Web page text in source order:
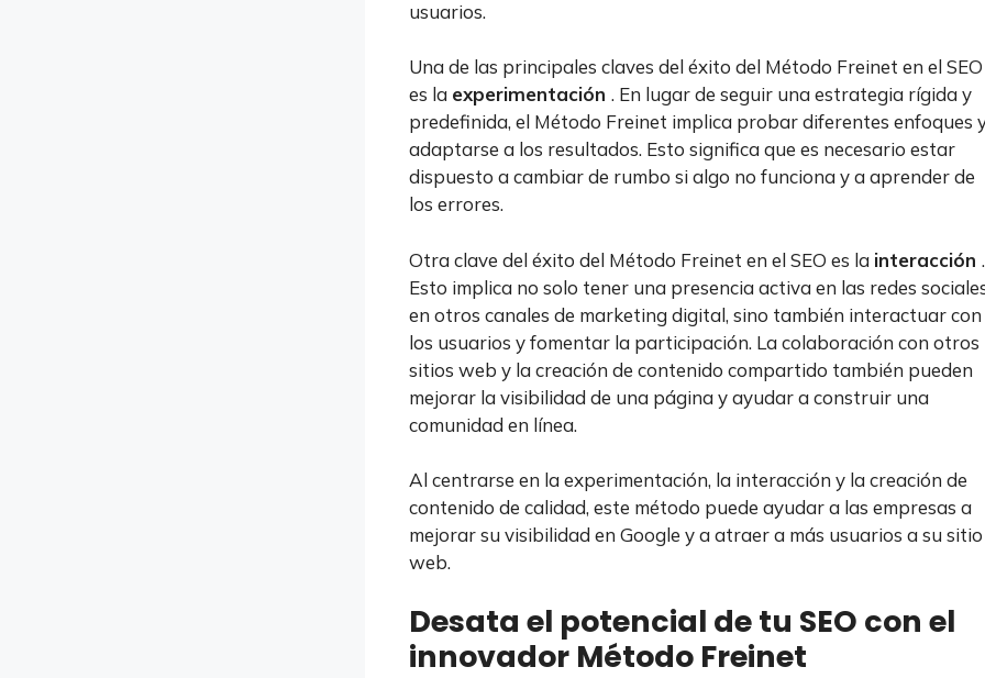
usuarios.
Una de las principales claves del éxito del Método Freinet en el SEO
es la experimentación . En lugar de seguir una estrategia rígida y
predefinida, el Método Freinet implica probar diferentes enfoques
adaptarse a los resultados. Esto significa que es necesario estar
dispuesto a cambiar de rumbo si algo no funciona y a aprender de
los errores.
Otra clave del éxito del Método Freinet en el SEO es la interacción .
Esto implica no solo tener una presencia activa en las redes
en otros canales de marketing digital, sino también interactuar con
los usuarios y fomentar la participación. La colaboración con otros
sitios web y la creación de contenido compartido también pueden
mejorar la visibilidad de una página y ayudar a construir una
comunidad en línea.
Al centrarse en la experimentación, la interacción y la creación de
contenido de calidad, este método puede ayudar a las empresas a
mejorar su visibilidad en Google y a atraer a más usuarios a su sitio
web.
Desata el potencial de tu SEO con el
innovador Método Freinet